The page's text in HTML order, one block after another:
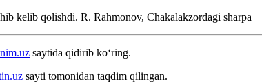
kelib qolishdi. R. Rahmonov, Chakalakzordagi sharpa
saytida qidirib ko‘ring.
sayti tomonidan taqdim qilingan.